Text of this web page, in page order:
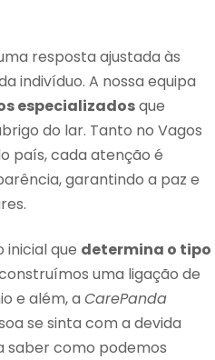
resposta ajustada às
indivíduo. A nossa equipa
especializadosque
do lar. Tanto no Vagos
país, cada atenção é
garantindo a paz e
inicial que determina o tipo
uma ligação de
e além, a CarePanda
se sinta com a devida
como podemos